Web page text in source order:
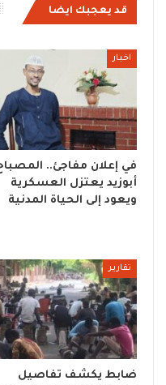
قد يعجبك ايضا
اخبار
في إعلان مفاجئ..
أبوزيد يعتزل العسكرية
ويعود إلى الحياة المدنية
تقارير
ضابط يكشف تفاصيل